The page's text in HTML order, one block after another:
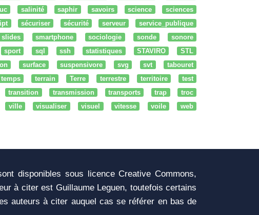
salinité saphir savoirs science
sciences
sécuriser sécurité serveur
service_publique
slides smartphone sociologie sonde
sonore
sport sql ssh statistiques STAVIRO
STL
surface suspensivore svg svt
tabouret
temps terrain Terre terrestre territoire
test
transition transmission transports trap
troc
ville visualiser visuel vitesse voile
web
disponibles sous licence Creative Commons,
à citer est Guillaume Leguen, toutefois certains
auteurs à citer auquel cas se référer en bas de